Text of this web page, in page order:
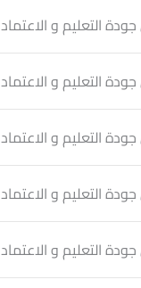
التعليم و الاعتماد
التعليم و الاعتماد
التعليم و الاعتماد
التعليم و الاعتماد
التعليم و الاعتماد